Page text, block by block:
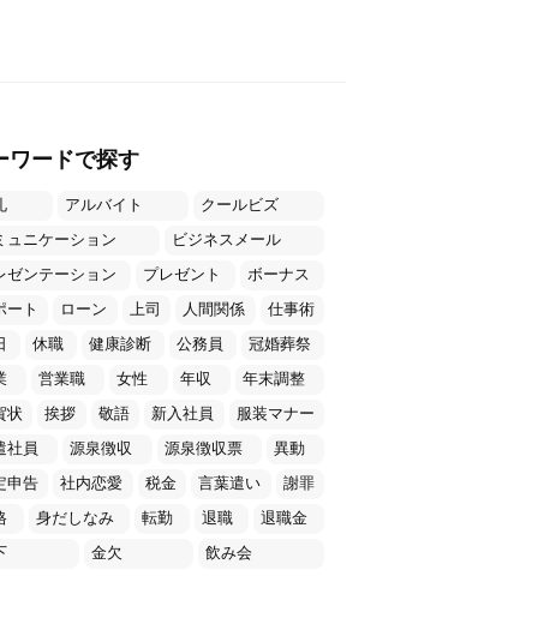
ワードで探す
アルバイト
クールビズ
ュニケーション
ビジネスメール
ゼンテーション
プレゼント
ボーナス
ート
ローン 上司 人間関係
仕事術
休職 健康診断 公務員
冠婚葬祭
営業職 女性 年収
年末調整
状
挨拶 敬語 新入社員
服装マナー
社員
源泉徴収 源泉徴収票
異動
申告
社内恋愛 税金 言葉遣い
謝罪
身だしなみ 転勤 退職
退職金
金欠 飲み会